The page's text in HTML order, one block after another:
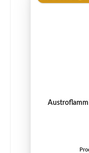
Austroflamm